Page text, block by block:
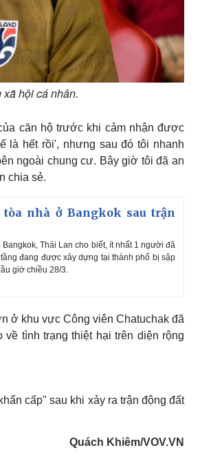
hội cá nhân.
căn hộ trước khi cảm nhận được
là hết rồi', nhưng sau đó tôi nhanh
ngoài chung cư. Bây giờ tôi đã an
chia sẻ.
nhà ở Bangkok sau trận
Thái Lan cho biết, ít nhất 1 người đã
đang được xây dựng tại thành phố bị sập
giờ chiều 28/3.
ở khu vực Công viên Chatuchak đã
tình trạng thiệt hại trên diện rộng
cấp" sau khi xảy ra trận động đất
Quách Khiêm/VOV.VN